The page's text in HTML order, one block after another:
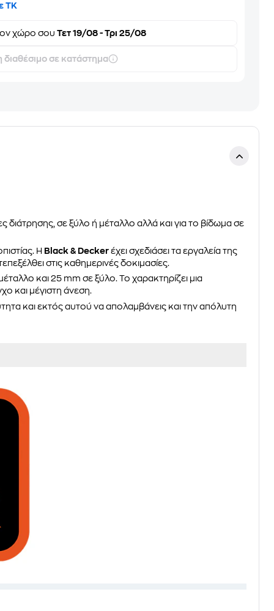
ΤΚ
χώρο σου Τετ 19/08 - Τρι 25/08
διαθέσιμο σε κατάστημα
διάτρησης, σε ξύλο ή μέταλλο αλλά και για το βίδωμα σε
Η Black & Decker έχει σχεδιάσει τα εργαλεία της
στις καθημερινές δοκιμασίες.
και 25 mm σε ξύλο. Το χαρακτηρίζει μια
και μέγιστη άνεση.
και εκτός αυτού να απολαμβάνεις και την απόλυτη